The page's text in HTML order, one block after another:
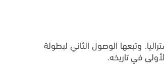
الأهم قاريا، حيث كانت المشاركة الأولى في نسخة عام 2015 التي أقيمت بأستراليا. وتبعها الوصول الثاني لبطولة